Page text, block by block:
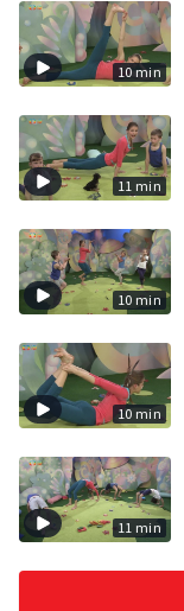
10 min
11 min
10 min
10 min
11 min